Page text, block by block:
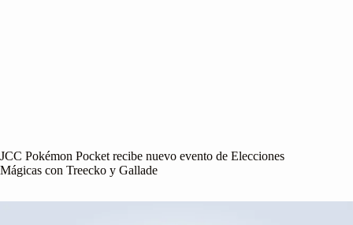
JCC Pokémon Pocket recibe nuevo evento de Elecciones
Mágicas con Treecko y Gallade